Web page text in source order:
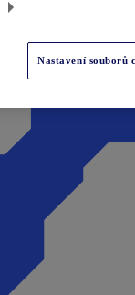
Nastavení souborů